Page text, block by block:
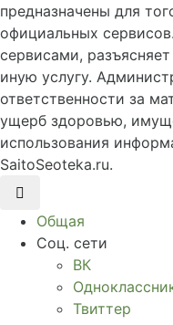
предназначены для
официальных
сервисами,
иную услугу.
ответственности за
ущерб здоровью,
использования
SaitoSeoteka.ru.
Общая
Соц. сети
ВК
Твиттер